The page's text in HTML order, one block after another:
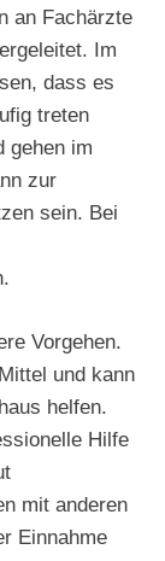
an Fachärzte
Im
dass es
treten
gehen im
zur
sein. Bei
Vorgehen.
und kann
helfen.
Hilfe
mit anderen
Einnahme